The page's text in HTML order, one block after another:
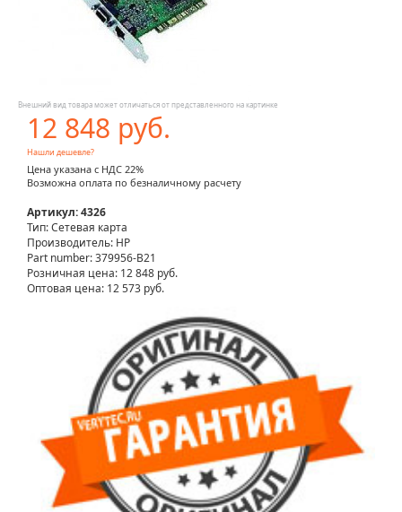
Внешний вид товара может отличаться от представленного на картинке
12 848 руб.
Нашли дешевле?
Цена указана с НДС 22%
Возможна оплата по безналичному расчету
Артикул: 4326
Тип: Сетевая карта
Производитель: HP
Part number: 379956-B21
Розничная цена: 12 848 руб.
Оптовая цена: 12 573 руб.